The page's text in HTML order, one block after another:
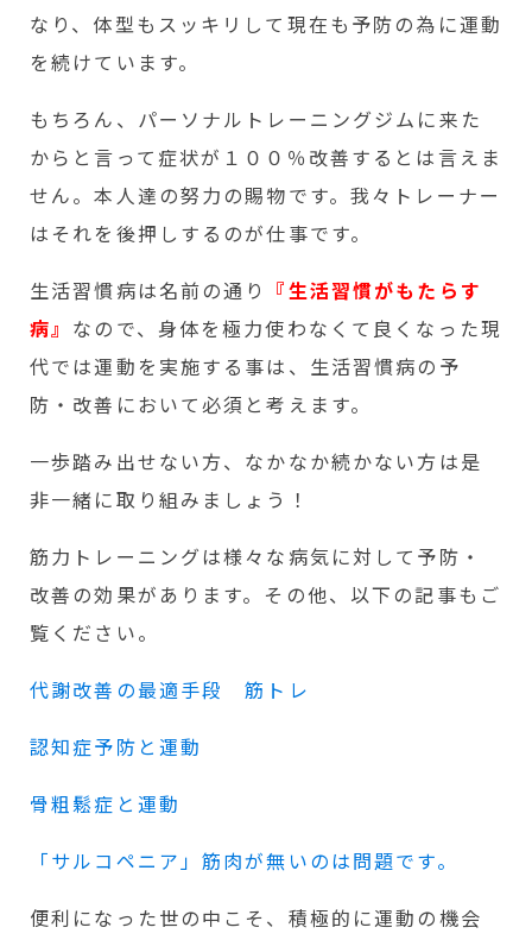
なり、体型もスッキリして現在も予防の為に運動
を続けています。
もちろん、パーソナルトレーニングジムに来た
からと言って症状が１００％改善するとは言えま
せん。本人達の努力の賜物です。我々トレーナー
はそれを後押しするのが仕事です。
生活習慣病は名前の通り 『生活習慣がもたらす
病』 なので、身体を極力使わなくて良くなった現
代では運動を実施する事は、生活習慣病の予
防・改善において必須と考えます。
一歩踏み出せない方、なかなか続かない方は是
非一緒に取り組みましょう！
筋力トレーニングは様々な病気に対して予防・
改善の効果があります。その他、以下の記事もご
覧ください。
代謝改善の最適手段 筋トレ
認知症予防と運動
骨粗鬆症と運動
「サルコペニア」筋肉が無いのは問題です。
便利になった世の中こそ、積極的に運動の機会